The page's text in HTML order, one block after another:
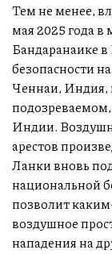
Тем не менее,
мая 2025 года
Бандаранаике
безопасности
Ченнаи, Индия,
Индии.
арестов
Ланки вновь
национальной
позволит
воздушное
нападения на